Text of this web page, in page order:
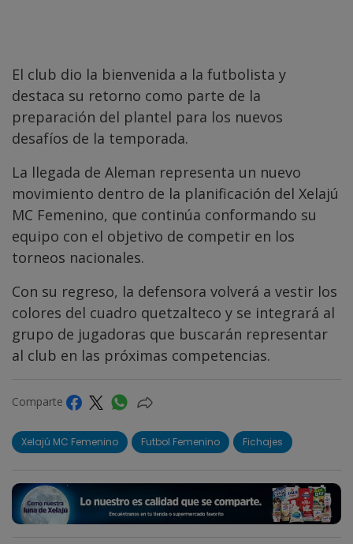
El club dio la bienvenida a la futbolista y
destaca su retorno como parte de la
preparación del plantel para los nuevos
desafíos de la temporada.
La llegada de Aleman representa un nuevo
movimiento dentro de la planificación del Xelajú
MC Femenino, que continúa conformando su
equipo con el objetivo de competir en los
torneos nacionales.
Con su regreso, la defensora volverá a vestir los
colores del cuadro quetzalteco y se integrará al
grupo de jugadoras que buscarán representar
al club en las próximas competencias.
Comparte
Xelajú MC Femenino Futbol Femenino Fichajes